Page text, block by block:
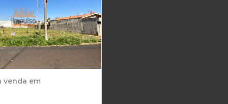
venda em